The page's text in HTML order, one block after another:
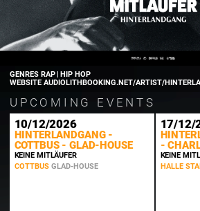
GENRES RAP | HIP HOP
WEBSITE AUDIOLITHBOOKING.NET/ARTIST/
UPCOMING EVENTS
10/12/2026
HINTERLANDGANG -
COTTBUS - GLAD-HOUSE
KEINE MITLÄUFER
COTTBUS GLAD-HOUSE
17/12/
-
KEINE
HALLE